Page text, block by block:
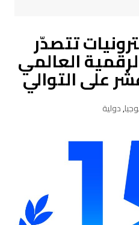
تتصدّر
العالمي
على التوالي
,دولية